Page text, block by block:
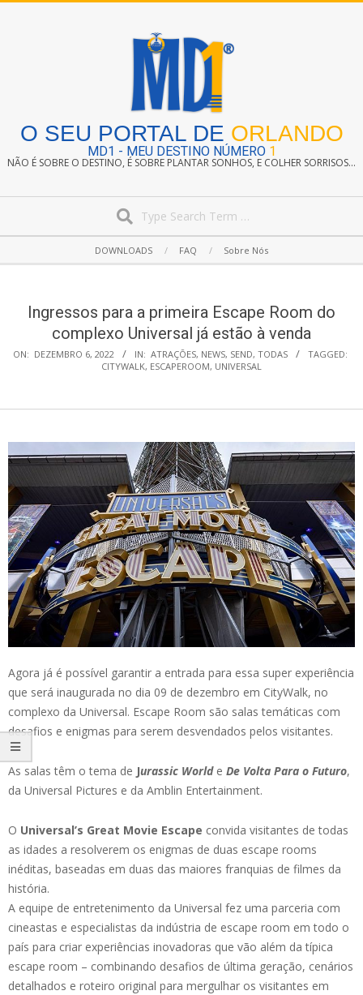
O SEU PORTAL DE ORLANDO
MD1 - MEU DESTINO NÚMERO 1
NÃO É SOBRE O DESTINO, É SOBRE PLANTAR SONHOS, E COLHER SORRISOS...
Navigation
DOWNLOADS FAQ Sobre Nós
Ingressos para a primeira Escape Room do
complexo Universal já estão à venda
ON: DEZEMBRO 6, 2022 IN: ATRAÇÕES, NEWS, SEND, TODAS
TAGGED:
CITYWALK, ESCAPEROOM, UNIVERSAL
Agora já é possível garantir a entrada para essa super experiência
que será inaugurada no dia 09 de dezembro em CityWalk, no
complexo da Universal. Escape Room são salas temáticas com
desafios e enigmas para serem desvendados pelos visitantes.
As salas têm o tema de Jurassic Worlde De Volta Para o Futuro,
da Universal Pictures e da Amblin Entertainment.
O Universal’s Great Movie Escape convida visitantes de todas
as idades a resolverem os enigmas de duas escape rooms
inéditas, baseadas em duas das maiores franquias de filmes da
história.
A equipe de entretenimento da Universal fez uma parceria com
cineastas e especialistas da indústria de escape room em todo o
país para criar experiências inovadoras que vão além da típica
escape room – combinando desafios de última geração, cenários
detalhados e roteiro original para mergulhar os visitantes em